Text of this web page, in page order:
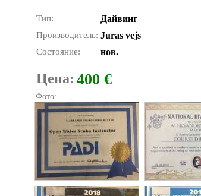
Тип: Дайвинг
Производитель: Juras vejs
Состояние: нов.
Цена: 400 €
Фото: